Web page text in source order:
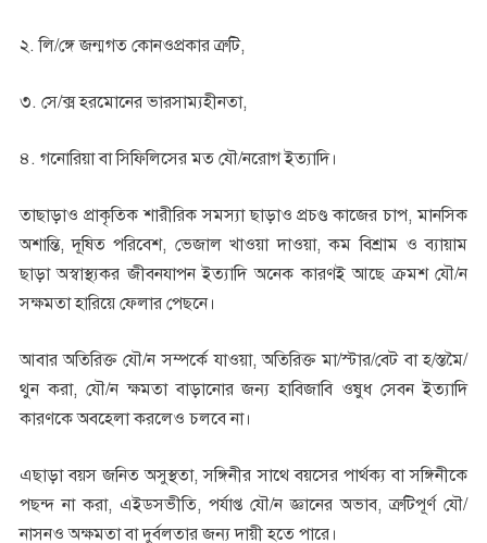
২. লি/ঙ্গে জন্মগত কোনওপ্রকার ত্রুটি,
৩. সে/ক্স হরমোনের ভারসাম্যহীনতা,
৪. গনোরিয়া বা সিফিলিসের মত যৌ/নরোগ ইত্যাদি।
তাছাড়াও প্রাকৃতিক শারীরিক সমস্যা ছাড়াও প্রচণ্ড কাজের চাপ, মানসিক
অশান্তি, দূষিত পরিবেশ, ভেজাল খাওয়া দাওয়া, কম বিশ্রাম ও ব্যায়াম
ছাড়া অস্বাস্থ্যকর জীবনযাপন ইত্যাদি অনেক কারণই আছে ক্রমশ যৌ/ন
সক্ষমতা হারিয়ে ফেলার পেছনে।
আবার অতিরিক্ত যৌ/ন সম্পর্কে যাওয়া, অতিরিক্ত মা/স্টার/বেট বা হ/স্তমৈ/
থুন করা, যৌ/ন ক্ষমতা বাড়ানোর জন্য হাবিজাবি ওষুধ সেবন ইত্যাদি
কারণকে অবহেলা করলেও চলবে না।
এছাড়া বয়স জনিত অসুস্থতা, সঙ্গিনীর সাথে বয়সের পার্থক্য বা সঙ্গিনীকে
পছন্দ না করা, এইডসভীতি, পর্যাপ্ত যৌ/ন জ্ঞানের অভাব, ত্রুটিপূর্ণ যৌ/
নাসনও অক্ষমতা বা দুর্বলতার জন্য দায়ী হতে পারে।